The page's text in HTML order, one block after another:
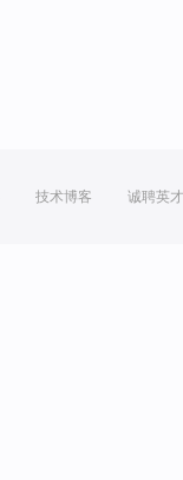
技术博客 诚聘英才